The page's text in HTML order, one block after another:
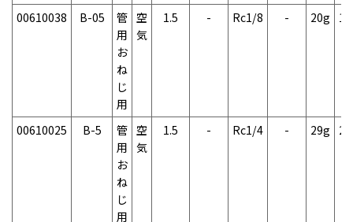
00610038 B-05
管
用
お
ね
じ
用
空
気
1.5 - Rc1/8 - 20g
00610025 B-5
管
用
お
ね
じ
用
空
気
1.5 - Rc1/4 - 29g